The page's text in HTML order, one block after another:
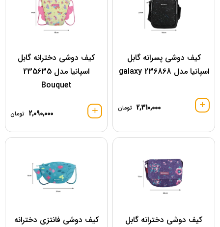
کیف دوشی پسرانه گابل
اسپانیا مدل 236868 galaxy
2,310,000 تومان
کیف دوشی دخترانه گابل
اسپانیا مدل 235635
Bouquet
2,090,000 تومان
کیف دوشی دخترانه گابل
کیف دوشی فانتزی دخترانه